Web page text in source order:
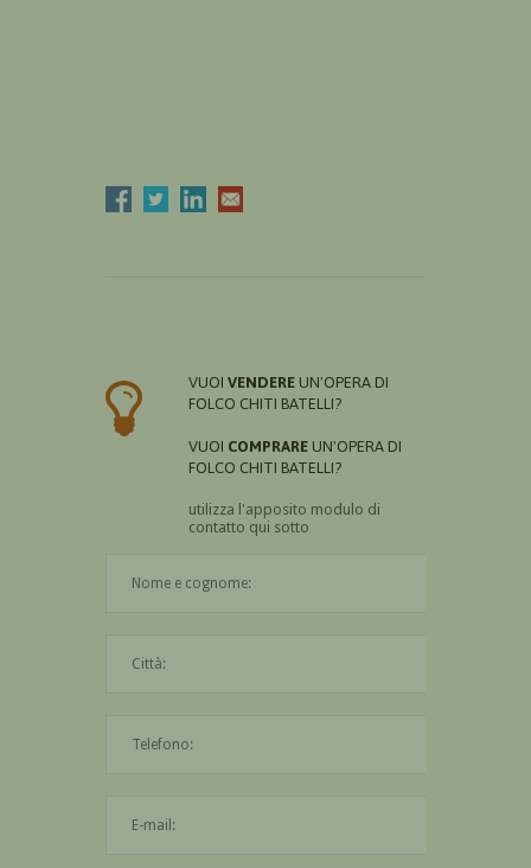
VUOI VENDERE UN'OPERA DI
FOLCO CHITI BATELLI?
VUOI COMPRARE UN'OPERA DI
FOLCO CHITI BATELLI?
utilizza l'apposito modulo di
contatto qui sotto